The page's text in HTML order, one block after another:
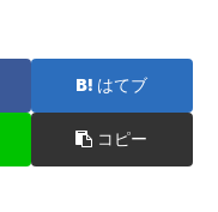
はてブ
コピー